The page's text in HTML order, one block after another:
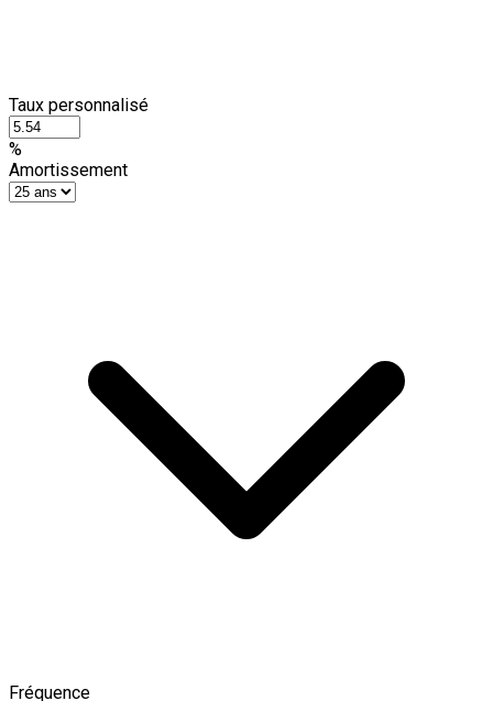
Taux personnalisé
%
Amortissement
Fréquence